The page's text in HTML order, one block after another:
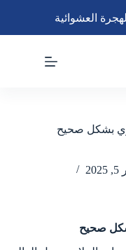
العشوائية
بشكل صحيح
صحيح